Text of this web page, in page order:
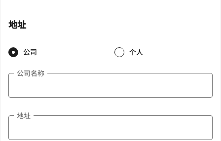
地址
公司 个人
公司名称
地址